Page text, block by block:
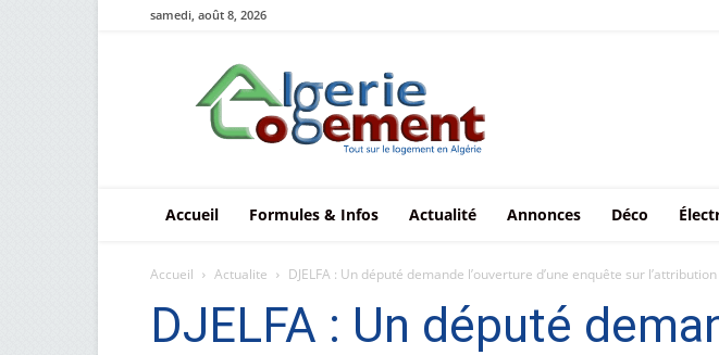
samedi, août 8, 2026
Le
logement
en
Algérie
Accueil Formules & Infos Actualité Annonces Déco
Accueil Actualite DJELFA : Un député demande l’ouverture d’une enquête sur
DJELFA : Un député